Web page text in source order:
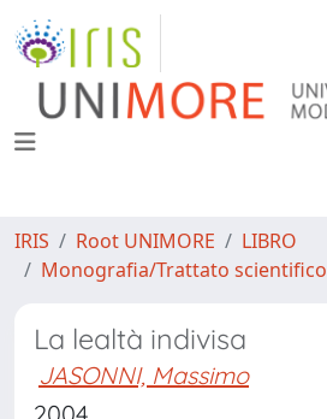
IRIS Root UNIMORE
LIBRO
Monografia/Trattato scientifico
La lealtà indivisa
JASONNI, Massimo